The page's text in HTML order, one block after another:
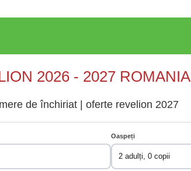
2026 - 2027 ROMANIA
de închiriat | oferte revelion 2027
Oaspeți
2 adulți, 0 copii